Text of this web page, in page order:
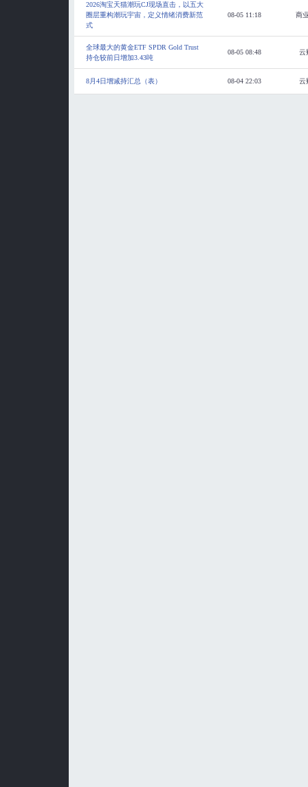
2026淘宝天猫潮玩CJ现场直击，以五大
圈层重构潮玩宇宙，定义情绪消费新范
式
08-05 11:18 商
全球最大的黄金ETF SPDR Gold Trust
持仓较前日增加3.43吨
08-05 08:48 云
8月4日增减持汇总（表） 08-04 22:03 云